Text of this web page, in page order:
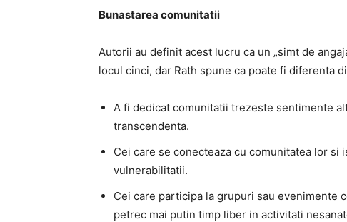
Bunastarea comunitatii
Autorii au definit acest lucru ca un „simt de
locul cinci, dar Rath spune ca poate fi diferenta
A fi dedicat comunitatii trezeste sentimente
transcendenta.
Cei care se conecteaza cu comunitatea lor
vulnerabilitatii.
Cei care participa la grupuri sau evenimente
petrec mai putin timp liber in activitati